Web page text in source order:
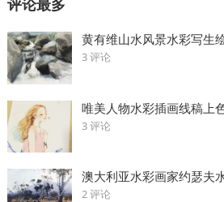
评论最多
黄有维山水风景水彩写生
3 评论
唯美人物水彩插画线稿上
3 评论
澳大利亚水彩画家约瑟夫
2 评论